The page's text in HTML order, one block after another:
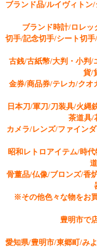
ブランド品/ルイヴィトン
ブランド時計/ロレ
切手/記念切手/シート切
古銭/古紙幣/大判・小判/
貨/
金券/商品券/テレカ/クオ
日本刀/軍刀/刀装具/火縄
茶道具/
カメラ/レンズ/ファイン
昭和レトロアイテム/時
骨董品/仏像/ブロンズ/香
※その他色々な物をお
豊明市で
愛知県/豊明市/東郷町/み